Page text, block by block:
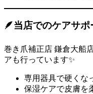
🪶当店でのケアサポ
巻き爪補正店 鎌倉大船
アも行っています✨
専用器具で硬くな
保湿ケアで皮膚を